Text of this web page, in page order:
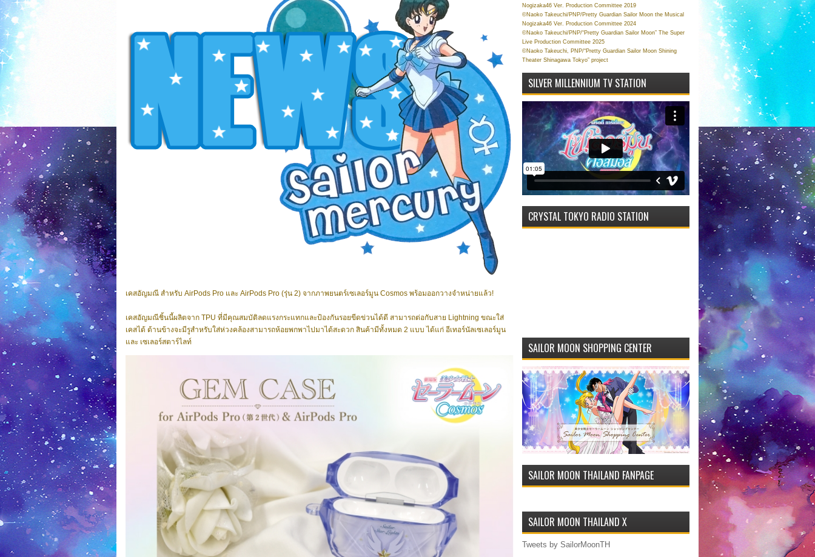
เคสอัญมณี สำหรับ AirPods Pro และ AirPods Pro (รุ่น 2) จากภาพยนตร์เซเลอร์มูน Cosmos พร้อมออกวางจำหน่ายแล้ว!
เคสอัญมณีชิ้นนี้ผลิตจาก TPU ที่มีคุณสมบัติลดแรงกระแทกและป้องกันรอยขีดข่วนได้ดี สามารถต่อกับสาย Lightning ขณะใส่
เคสได้ ด้านข้างจะมีรูสำหรับใส่ห่วงคล้องสามารถห้อยพกพาไปมาได้สะดวก สินค้ามีทั้งหมด 2 แบบ ได้แก่ อีเทอร์นัลเซเลอร์มูน
และ เซเลอร์สตาร์ไลท์
Nogizaka46 Ver. Production Committee 2019
©Naoko Takeuchi/PNP/Pretty Guardian Sailor Moon the Musical
Nogizaka46 Ver. Production Committee 2024
©Naoko Takeuchi/PNP/“Pretty Guardian Sailor Moon” The Super
Live Production Committee 2025
©Naoko Takeuchi, PNP/“Pretty Guardian Sailor Moon Shining
Theater Shinagawa Tokyo” project
SILVER MILLENNIUM TV STATION
CRYSTAL TOKYO RADIO STATION
SAILOR MOON SHOPPING CENTER
SAILOR MOON THAILAND FANPAGE
SAILOR MOON THAILAND X
Tweets by SailorMoonTH